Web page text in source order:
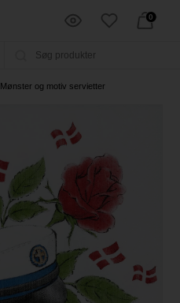
0
Mønster og motiv servietter